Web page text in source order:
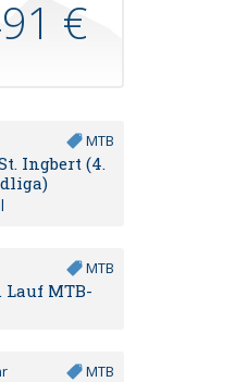
€
MTB
Ingbert (4.
MTB
Lauf MTB-
MTB